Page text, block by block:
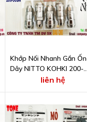
Khớp Nối Nhanh Gắn
Dây NITTO KOHKI 200-
liên hệ